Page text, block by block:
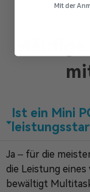
Ist ein Mini
Ja – für die
die Leistung
bewältigt
Mit der